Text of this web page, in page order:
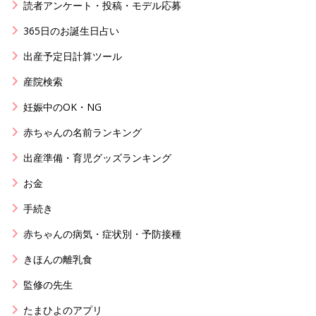
読者アンケート・投稿・モデル応募
365日のお誕生日占い
出産予定日計算ツール
産院検索
妊娠中のOK・NG
赤ちゃんの名前ランキング
出産準備・育児グッズランキング
お金
手続き
赤ちゃんの病気・症状別・予防接種
きほんの離乳食
監修の先生
たまひよのアプリ